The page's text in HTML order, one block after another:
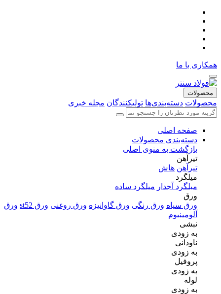
همکاری با ما
محصولات
محصولات دسته‌بندی‌ها تولیکنندگان مجله خبری
صفحه اصلی
دسته‌بندی محصولات
بازگشت به منوی اصلی
تیرآهن
تیرآهن هاش
میلگرد
میلگرد آجدار میلگرد ساده
ورق
ورق سیاه ورق رنگی ورق گاوانیزه ورق روغنی ورق st52
ورق
آلومینیوم
نبشی
به زودی
ناودانی
به زودی
پروفیل
به زودی
لوله
به زودی